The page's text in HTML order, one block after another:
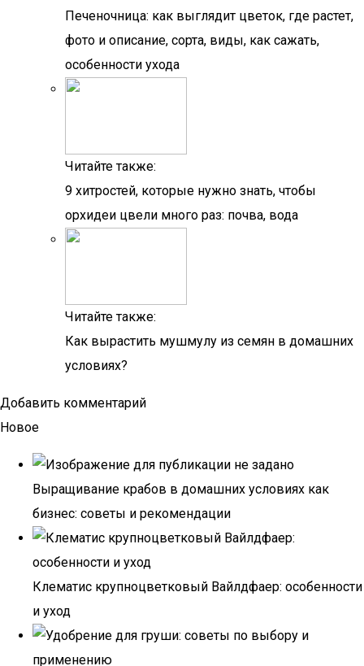
Печеночница: как выглядит цветок, где растет,
фото и описание, сорта, виды, как сажать,
особенности ухода
Читайте также:
9 хитростей, которые нужно знать, чтобы
орхидеи цвели много раз: почва, вода
Читайте также:
Как вырастить мушмулу из семян в домашних
условиях?
Добавить комментарий
Новое
Выращивание крабов в домашних условиях как
бизнес: советы и рекомендации
Клематис крупноцветковый Вайлдфаер: особенности
и уход